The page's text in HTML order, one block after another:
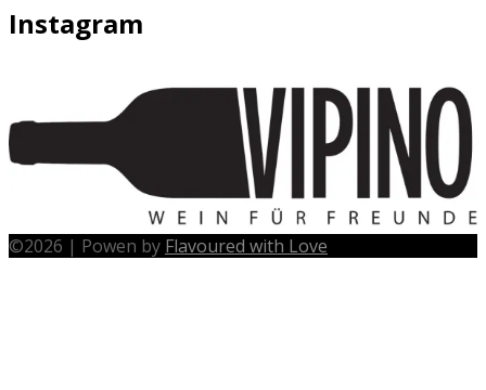
Instagram
©2026 | Powen by Flavoured with Love